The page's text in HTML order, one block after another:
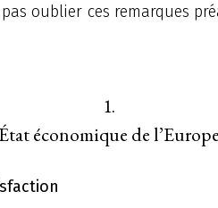
oublier ces remarques
1.
économique de l’Europe